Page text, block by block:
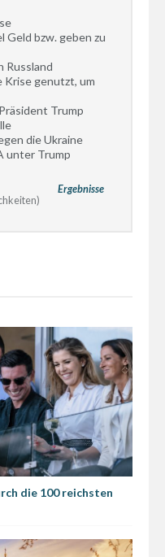
Geld bzw. geben zu
Russland
Krise genutzt, um
Trump
die Ukraine
unter Trump
Ergebnisse
die 100 reichsten